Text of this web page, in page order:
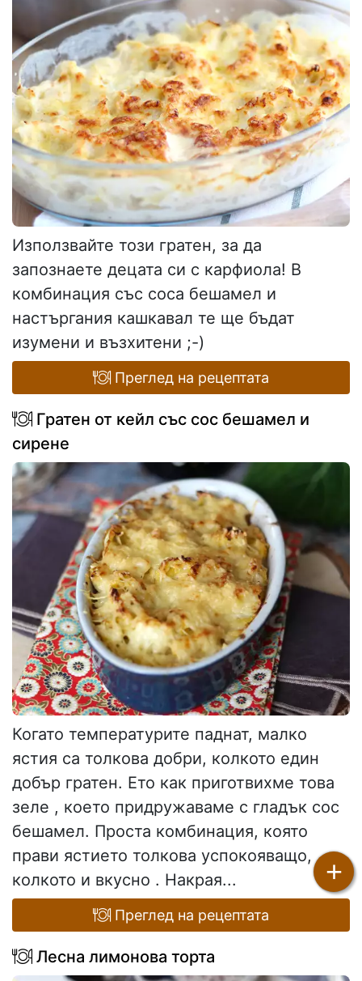
Използвайте този гратен, за да
запознаете децата си с карфиола! В
комбинация със соса бешамел и
настъргания кашкавал те ще бъдат
изумени и възхитени ;-)
Преглед на рецептата
Гратен от кейл със сос бешамел и
сирене
Когато температурите паднат, малко
ястия са толкова добри, колкото един
добър гратен. Ето как приготвихме това
зеле , което придружаваме с гладък сос
бешамел. Проста комбинация, която
прави ястието толкова успокояващо,
колкото и вкусно . Накрая...
Преглед на рецептата
Лесна лимонова торта
+